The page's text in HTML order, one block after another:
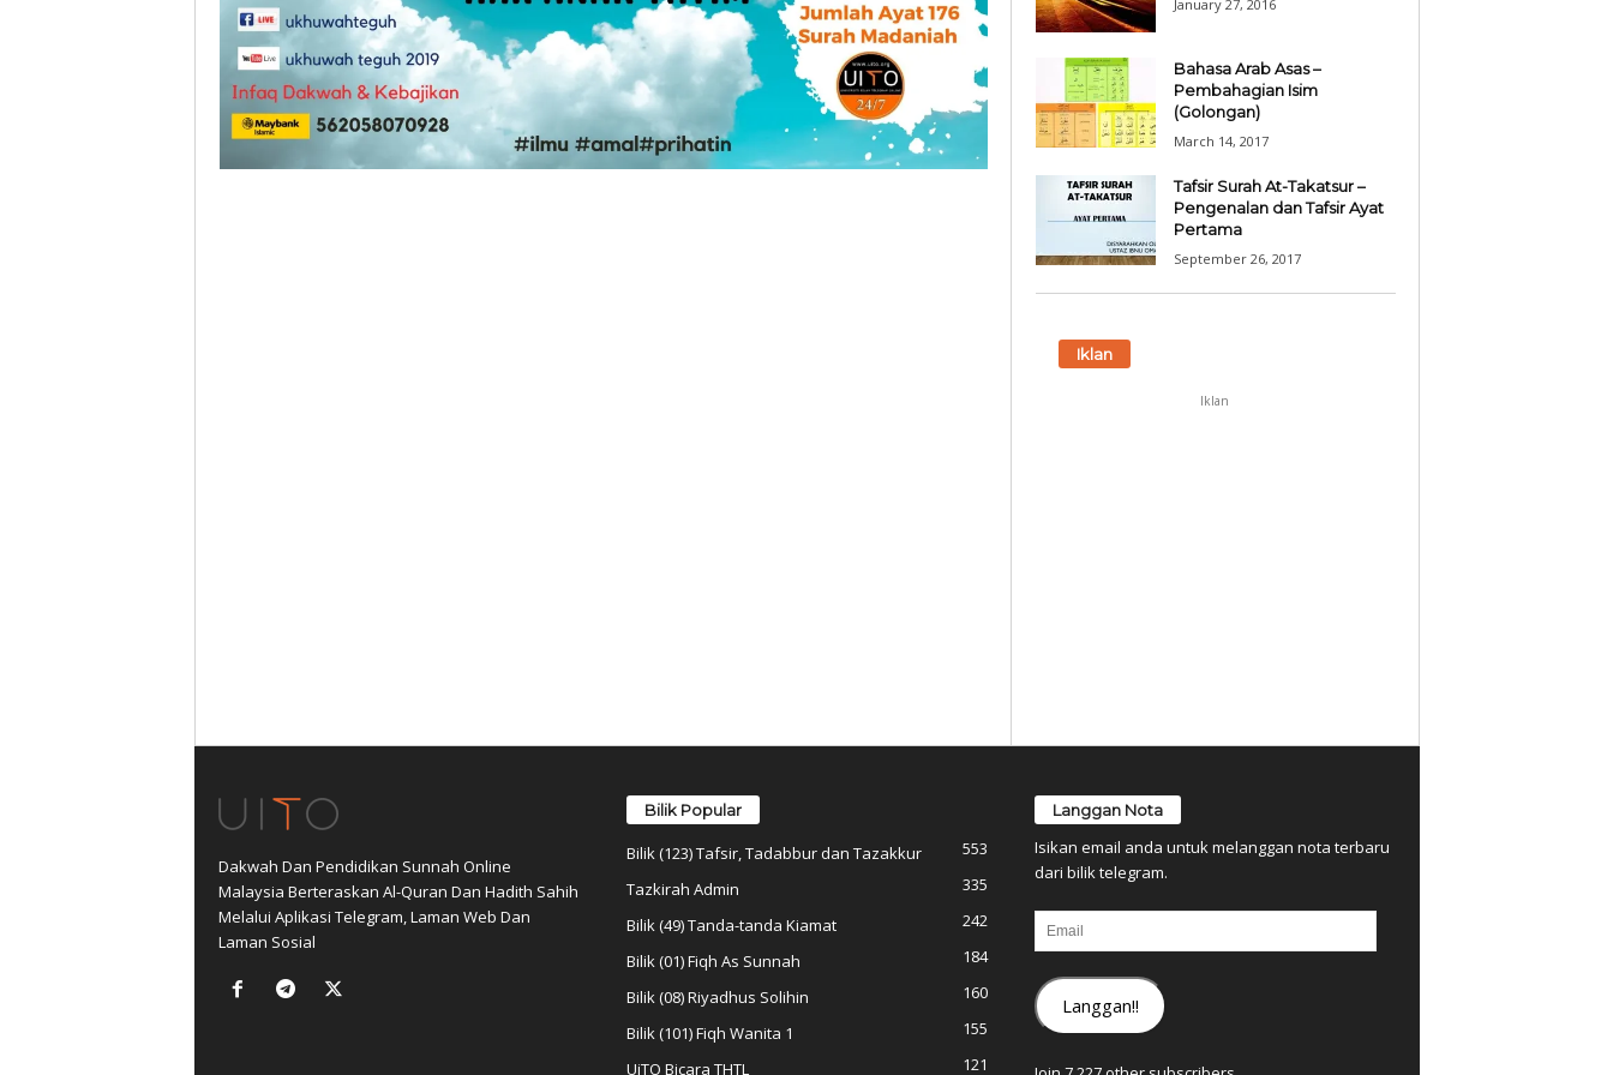
January 27, 2016
Bahasa Arab Asas –
Pembahagian Isim
(Golongan)
March 14, 2017
Tafsir Surah At-Takatsur –
Pengenalan dan Tafsir Ayat
Pertama
September 26, 2017
Iklan
Iklan
Dakwah Dan Pendidikan Sunnah Online
Malaysia Berteraskan Al-Quran Dan Hadith Sahih
Melalui Aplikasi Telegram, Laman Web Dan
Laman Sosial
Bilik Popular
Bilik (123) Tafsir, Tadabbur dan Tazakkur
553
Tazkirah Admin
335
Bilik (49) Tanda-tanda Kiamat
242
Bilik (01) Fiqh As Sunnah
184
Bilik (08) Riyadhus Solihin
160
Bilik (101) Fiqh Wanita 1
155
UiTO Bicara THTL
121
Langgan Nota
Isikan email anda untuk melanggan nota terbaru
dari bilik telegram.
Email
Langgan!!